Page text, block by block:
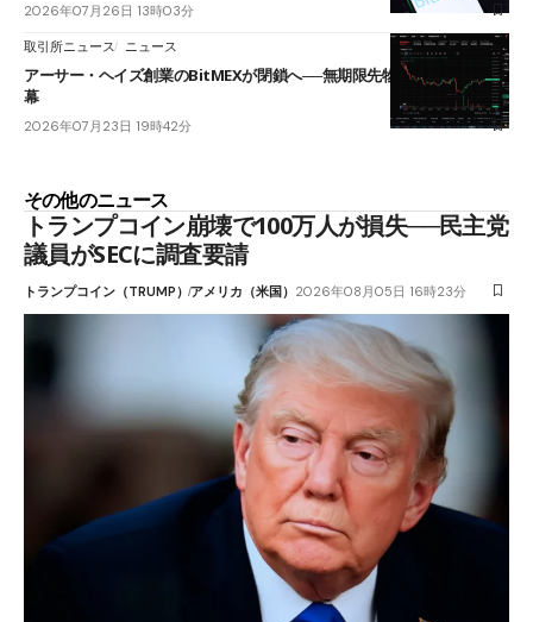
2026年07月26日 13時03分
取引所ニュース ニュース
アーサー・ヘイズ創業のBitMEXが閉鎖へ──無期限先物を生んだ11年に
幕
2026年07月23日 19時42分
その他のニュース
トランプコイン崩壊で100万人が損失──民主党
議員がSECに調査要請
トランプコイン（TRUMP）アメリカ（米国） 2026年08月05日 16時23分